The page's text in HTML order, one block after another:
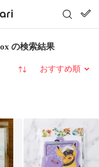
の検索結果
並び替え